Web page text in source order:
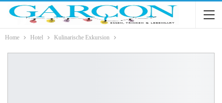
Home Hotel Kulinarische Exkursion